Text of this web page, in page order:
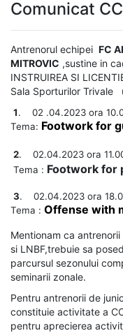
Comunicat
Antrenorul echipei FC
MITROVIC ,sustine in
INSTRUIREA SI
Sala Sporturilor Trivale
1. 02 .04.2023 ora
Tema: Footwork for
2. 02.04.2023 ora
Tema : Footwork for
3. 02.04.2023 ora
Tema : Offense with
Mentionam ca
si LNBF,trebuie sa
parcursul sezonului
seminarii zonale.
Pentru antrenorii de
constituie activitate a
pentru aprecierea